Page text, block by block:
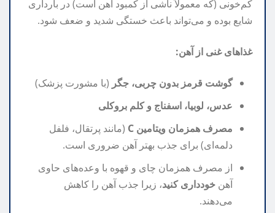
کم‌خونی (که معمولاً ناشی از کمبود آهن است) در بارداری
شایع بوده و می‌تواند باعث خستگی شدید و ضعف شود.
غذاهای غنی از آهن:
گوشت قرمز بدون چربی، جگر (با مشورت پزشک)
عدس، لوبیا، اسفناج و کلم بروکلی
مصرف همزمان ویتامین C
(مانند پرتقال، فلفل
دلمه‌ای) برای جذب بهتر آهن ضروری است.
از مصرف همزمان چای و قهوه با وعده‌های حاوی
آهن خودداری کنید، زیرا جذب آهن را کاهش
می‌دهند.